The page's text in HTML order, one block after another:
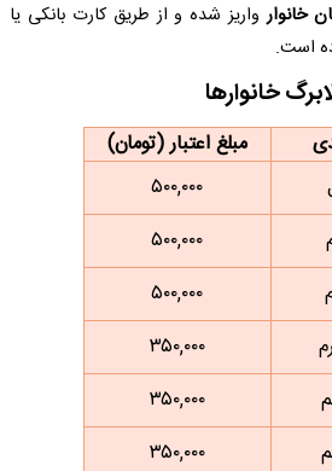
خانوارواریز شده و از طریق کارت بانکی یا
است.
خانوارها
مبلغ اعتبار (تومان)
۵۰۰,۰۰۰
۵۰۰,۰۰۰
۵۰۰,۰۰۰
۳۵۰,۰۰۰
۳۵۰,۰۰۰
۳۵۰,۰۰۰